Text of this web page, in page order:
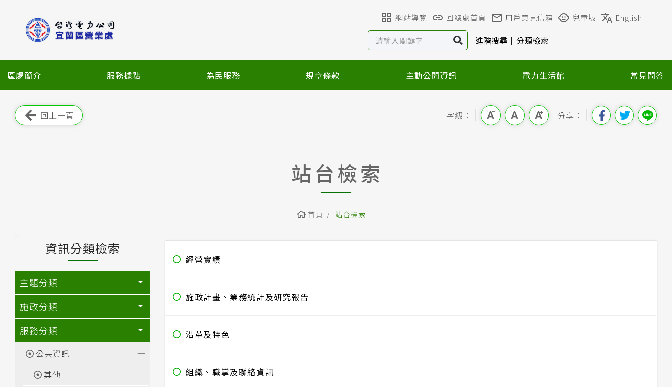
塊
::: 網站導覽 回總處首頁 用戶意見信箱 兒童版 English
進階搜尋 分類檢索
區處簡介 服務據點 為民服務 規章條款 主動公開資訊 電力生活館 常見問答
回上一頁 字級： 分享：
站台檢索
首頁 站台檢索
:::
資訊分類檢索
主題分類
施政分類
服務分類
公共資訊
其他
經營實績
施政計畫、業務統計及研究報告
沿革及特色
組織、職掌及聯絡資訊